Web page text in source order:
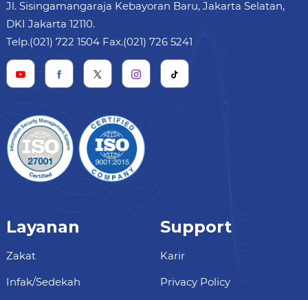
Jl. Sisingamangaraja Kebayoran Baru, Jakarta Selatan,
DKI Jakarta 12110.
Telp.(021) 722 1504 Fax.(021) 726 5241
Layanan
Zakat
Infak/Sedekah
Support
Karir
Privacy Policy